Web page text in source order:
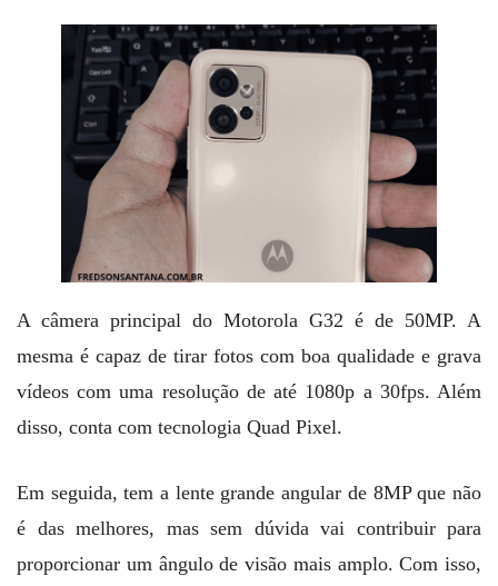
A câmera principal do Motorola G32 é de 50MP. A
mesma é capaz de tirar fotos com boa qualidade e grava
vídeos com uma resolução de até 1080p a 30fps. Além
disso, conta com tecnologia Quad Pixel.
Em seguida, tem a lente grande angular de 8MP que não
é das melhores, mas sem dúvida vai contribuir para
proporcionar um ângulo de visão mais amplo. Com isso,